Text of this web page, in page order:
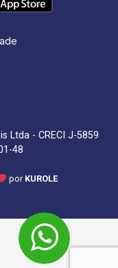
Ltda - CRECI J-5859
48
por KUROLE